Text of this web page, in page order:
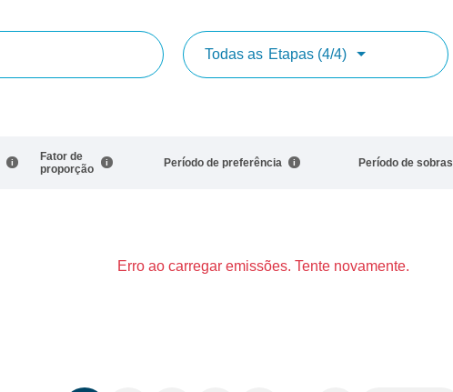
Todas as Etapas (4/4)
Fator de
proporção
Período de preferência Período de sobras
Erro ao carregar emissões. Tente novamente.